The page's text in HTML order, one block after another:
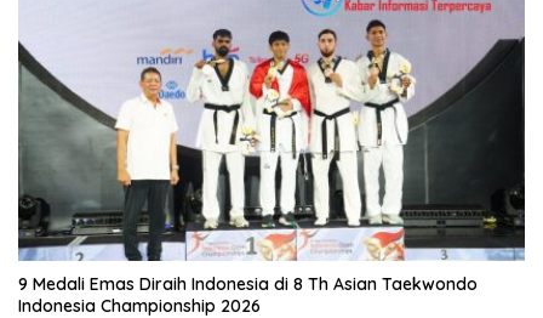
9 Medali Emas Diraih Indonesia di 8 Th Asian Taekwondo
Indonesia Championship 2026